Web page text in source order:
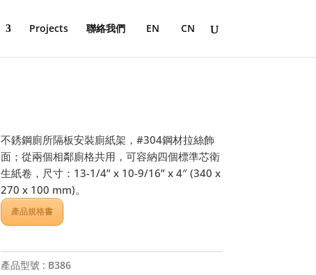
Projects 聯絡我們 EN CN
不銹鋼廁所隔板安裝廁紙架，#304鋼材拉絲飾
面；從兩個相鄰廁格共用，可容納四個標準芯衛
生紙卷，尺寸：13-1/4” x 10-9/16” x 4″ (340 x
270 x 100 mm)。
產品規格書
產品型號 : B386